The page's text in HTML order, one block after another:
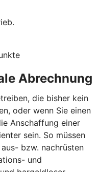
Abrechnung
die bisher kein
oder wenn Sie einen
Anschaffung einer
sein. So müssen
bzw. nachrüsten
und